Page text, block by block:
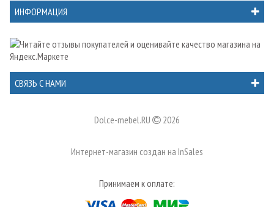
ИНФОРМАЦИЯ
СВЯЗЬ С НАМИ
Dolce-mebel.RU 2026
Интернет-магазин создан на InSales
Принимаем к оплате: